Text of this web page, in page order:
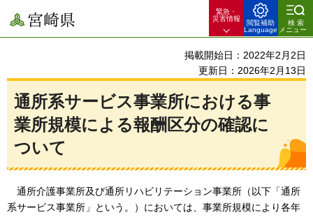
宮崎県
緊急・
災害情報
閲覧補助
Language
検索
メニュー
掲載開始日：2022年2月2日
更新日：2026年2月13日
通所系サービス事業所における事
業所規模による報酬区分の確認に
ついて
通所介護事業所及び通所リハビリテーション事業所（以下「通所
系サービス事業所」という。）においては、事業所規模により各年